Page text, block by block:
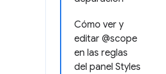
Cómo ver y
editar @scope
en las reglas
del panel Styles